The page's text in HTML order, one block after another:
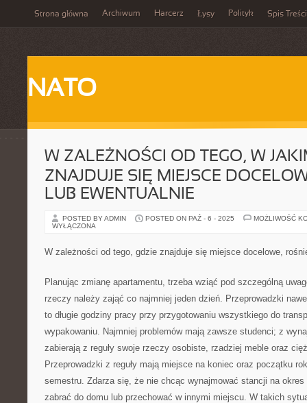
Strona główna Archiwum Harcerz Łysy Polityk Spis Treści
NATO
W ZALEŻNOŚCI OD TEGO, W
ZNAJDUJE SIĘ MIEJSCE
LUB EWENTUALNIE
POSTED BY ADMIN POSTED ON PAŹ - 6 - 2025
MOŻLIWOŚĆ
WYŁĄCZONA
W zależności od tego, gdzie znajduje się miejsce docelowe,
Planując zmianę apartamentu, trzeba wziąć pod szczególną
rzeczy należy zająć co najmniej jeden dzień. Przeprowadzki
to długie godziny pracy przy przygotowaniu wszystkiego do
wypakowaniu. Najmniej problemów mają zawsze studenci; z
zabierają z reguły swoje rzeczy osobiste, rzadziej meble oraz
Przeprowadzki z reguły mają miejsce na koniec oraz początku
semestru. Zdarza się, że nie chcąc wynajmować stancji na
zabrać do domu lub przechować w innymi miejscu. W takich